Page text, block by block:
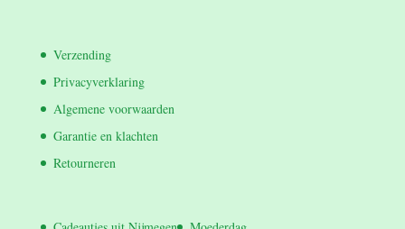
Verzending
Privacyverklaring
Algemene voorwaarden
Garantie en klachten
Retourneren